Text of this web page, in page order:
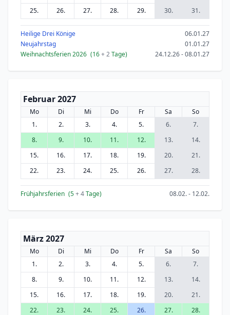
25.
26. 27. 28. 29. 30. 31.
Heilige Drei Könige
06.01.27
Neujahrstag
01.01.27
Weihnachtsferien 2026 (16+ 2Tage) 24.12.26 - 08.01.27
Februar 2027
Mo Di Mi Do Fr Sa
So
1.
2. 3. 4. 5. 6.
7.
8.
9. 10. 11. 12. 13.
14.
15.
16. 17. 18. 19. 20.
21.
22.
23. 24. 25. 26. 27. 28.
Frühjahrsferien (5+ 4Tage) 08.02. - 12.02.
März 2027
Mo Di Mi Do Fr Sa
So
1.
2. 3. 4. 5. 6.
7.
8.
9. 10. 11. 12. 13.
14.
15.
16. 17. 18. 19. 20.
21.
22.
23. 24. 25. 26. 27.
28.